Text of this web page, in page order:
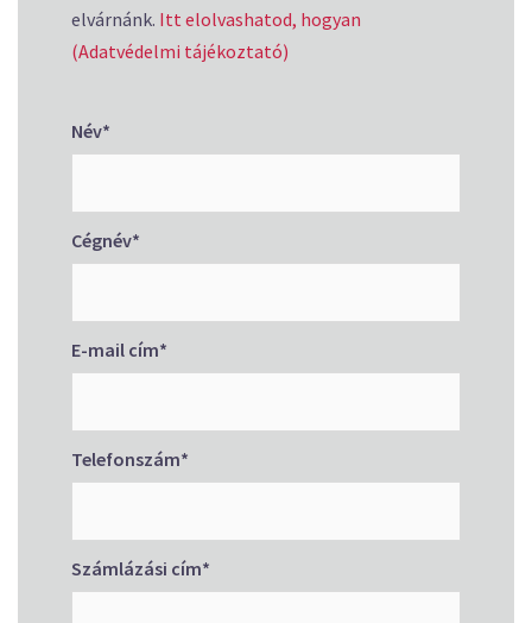
elvárnánk. Itt elolvashatod, hogyan
(Adatvédelmi tájékoztató)
Név*
Cégnév*
E-mail cím*
Telefonszám*
Számlázási cím*